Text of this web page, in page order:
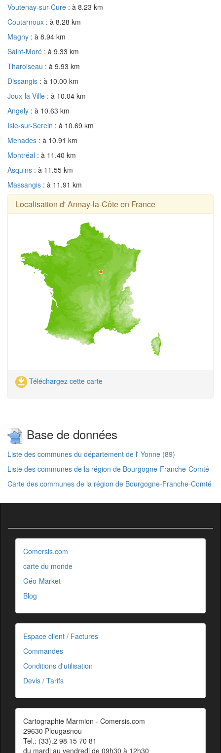
Voutenay-sur-Cure : à 8.23 km
Coutarnoux : à 8.28 km
Magny : à 8.94 km
Saint-Moré : à 9.33 km
Tharoiseau : à 9.93 km
Dissangis : à 10.00 km
Joux-la-Ville : à 10.04 km
Angely : à 10.63 km
Isle-sur-Serein : à 10.69 km
Menades : à 10.91 km
Montréal : à 11.40 km
Asquins : à 11.55 km
Massangis : à 11.91 km
Localisation d' Annay-la-Côte en France
Téléchargez cette carte
Base de données
Liste des communes du département de l' Yonne (89)
Liste des communes de la région de Bourgogne-Franche-Comté
Carte des communes de la région de Bourgogne-Franche-Comté
Comersis.com
carte du monde
Géo-Market
Blog
Espace client / Factures
Commandes
Conditions d'utilisation
Devis / Tarifs
Cartographie Marmion - Comersis.com
29630 Plougasnou
Tel.: (33).2 98 15 70 81
du mardi au vendredi de 09h30 à 12h30